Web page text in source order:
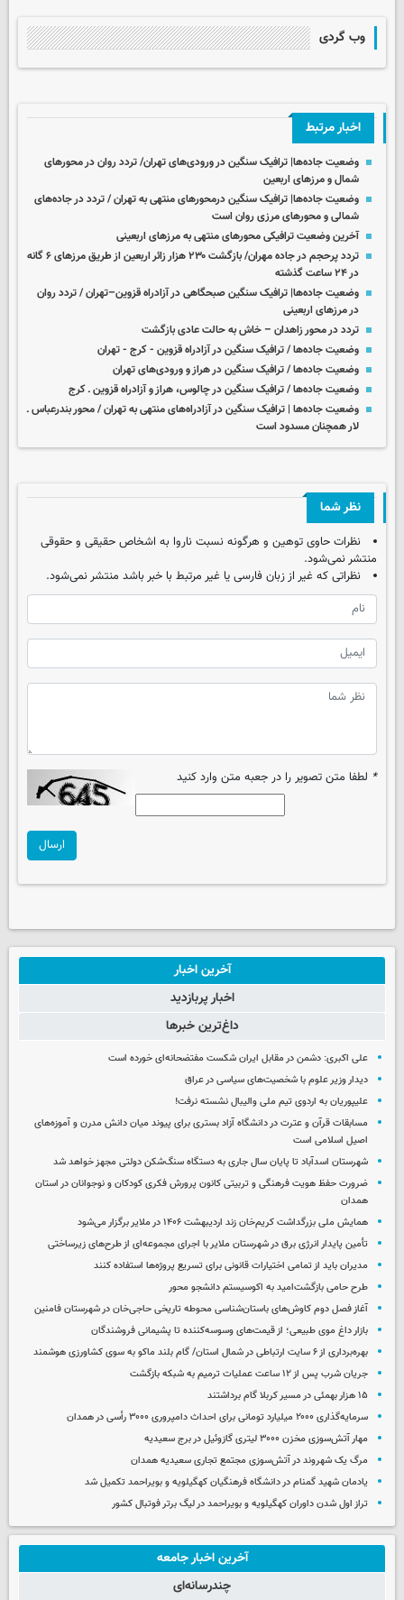
وب گردی
اخبار مرتبط
وضعیت جاده‌ها| ترافیک سنگین در ورودی‌های تهران/ تردد روان در محورهای
شمال و مرزهای اربعین
وضعیت جاده‌ها| ترافیک سنگین درمحورهای منتهی به تهران / تردد در جاده‌های
شمالی و محورهای مرزی روان است
آخرین وضعیت ترافیکی محورهای منتهی به مرزهای اربعینی
تردد پرحجم در جاده مهران/ بازگشت ۲۳۰ هزار زائر اربعین از طریق مرزهای ۶ گانه
در ۲۴ ساعت گذشته
وضعیت جاده‌ها| ترافیک سنگین صبحگاهی در آزادراه قزوین–تهران / تردد روان
در مرزهای اربعینی
تردد در محور زاهدان – خاش به حالت عادی بازگشت
وضعیت جاده‌ها / ترافیک سنگین در آزادراه قزوین - کرج - تهران
وضعیت جاده‌ها / ترافیک سنگین در هراز و ورودی‌های تهران
وضعیت جاده‌ها / ترافیک سنگین در چالوس، هراز و آزادراه قزوین ـ کرج
وضعیت جاده‌ها | ترافیک سنگین در آزادراه‌های منتهی به تهران / محور بندرعباس ـ
لار همچنان مسدود است
نظر شما
نظرات حاوی توهین و هرگونه نسبت ناروا به اشخاص حقیقی و حقوقی
منتشر نمی‌شود.
نظراتی که غیر از زبان فارسی یا غیر مرتبط با خبر باشد منتشر نمی‌شود.
* لطفا متن تصویر را در جعبه متن وارد کنید
ارسال
آخرین اخبار
اخبار پربازدید
داغ‌ترین خبرها
علی اکبری: دشمن در مقابل ایران شکست مفتضحانه‌ای خورده است
دیدار وزیر علوم با شخصیت‌های سیاسی در عراق
علیپوریان به اردوی تیم ملی والیبال نشسته نرفت!
مسابقات قرآن و عترت در دانشگاه آزاد بستری برای پیوند میان دانش مدرن و آموزه‌های
اصیل اسلامی است
شهرستان اسدآباد تا پایان سال جاری به دستگاه سنگ‌شکن دولتی مجهز خواهد شد
ضرورت حفظ هویت فرهنگی و تربیتی کانون پرورش فکری کودکان و نوجوانان در استان
همدان
همایش ملی بزرگداشت کریم‌خان زند اردیبهشت ۱۴۰۶ در ملایر برگزار می‌شود
تأمین پایدار انرژی برق در شهرستان ملایر با اجرای مجموعه‌ای از طرح‌های زیرساختی
مدیران باید از تمامی اختیارات قانونی برای تسریع پروژه‌ها استفاده کنند
طرح حامی بازگشت‌امید به اکوسیستم دانشجو محور
آغاز فصل دوم کاوش‌های باستان‌شناسی محوطه تاریخی حاجی‌خان در شهرستان فامنین
بازار داغ موی طبیعی؛ از قیمت‌های وسوسه‌کننده تا پشیمانی فروشندگان
بهره‌برداری از ۶ سایت ارتباطی در شمال استان/ گام بلند ماکو به سوی کشاورزی هوشمند
جریان شرب پس از ۱۲ ساعت عملیات ترمیم به شبکه بازگشت
۱۵ هزار بهمئی در مسیر کربلا گام برداشتند
سرمایه‌گذاری ۲۰۰۰ میلیارد تومانی برای احداث دامپروری ۳۰۰۰ رأسی در همدان
مهار آتش‌سوزی مخزن ۳۰۰۰ لیتری گازوئیل در برج سعیدیه
مرگ یک شهروند در آتش‌سوزی مجتمع تجاری سعیدیه همدان
یادمان شهید گمنام در دانشگاه فرهنگیان کهگیلویه و بویراحمد تکمیل شد
تراز اول شدن داوران کهگیلویه و بویراحمد در لیگ برتر فوتبال کشور
آخرین اخبار جامعه
چندرسانه‌ای